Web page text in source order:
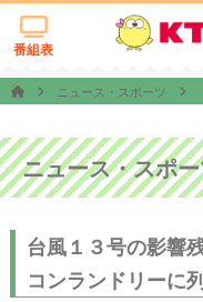
番組表
ニュース・スポーツ
ニュース・スポ
台風１３号の影響
コンランドリーに